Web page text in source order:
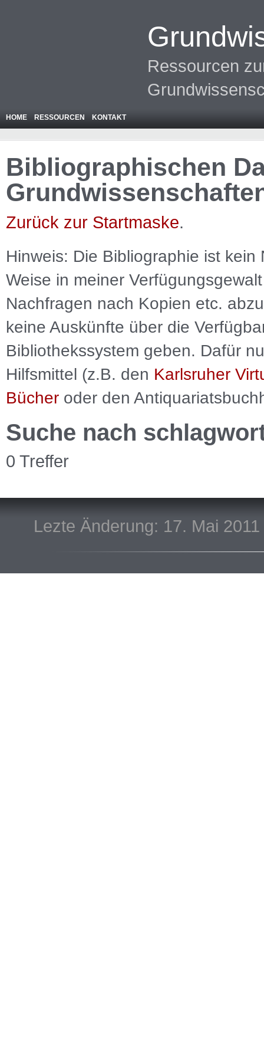
Ressourcen
HOME RESSOURCEN KONTAKT
Bibliographischen
Zurück zur Startmaske.
Hinweis: Die Bibliographie ist kein
Weise in meiner
Nachfragen nach Kopien etc.
keine Auskünfte über die
Bibliothekssystem geben. Dafür
Hilfsmittel (z.B. den Karlsruher
Bücher oder den
Suche nach
0 Treffer
Lezte Änderung: 17. Mai